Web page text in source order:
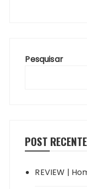
Pesquisar
POST
REVIEW |